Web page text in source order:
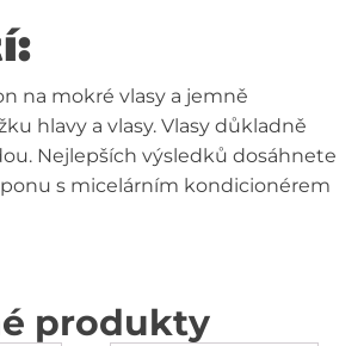
na mokré vlasy a jemně
hlavy a vlasy. Vlasy důkladně
Nejlepších výsledků dosáhnete
s micelárním kondicionérem
produkty